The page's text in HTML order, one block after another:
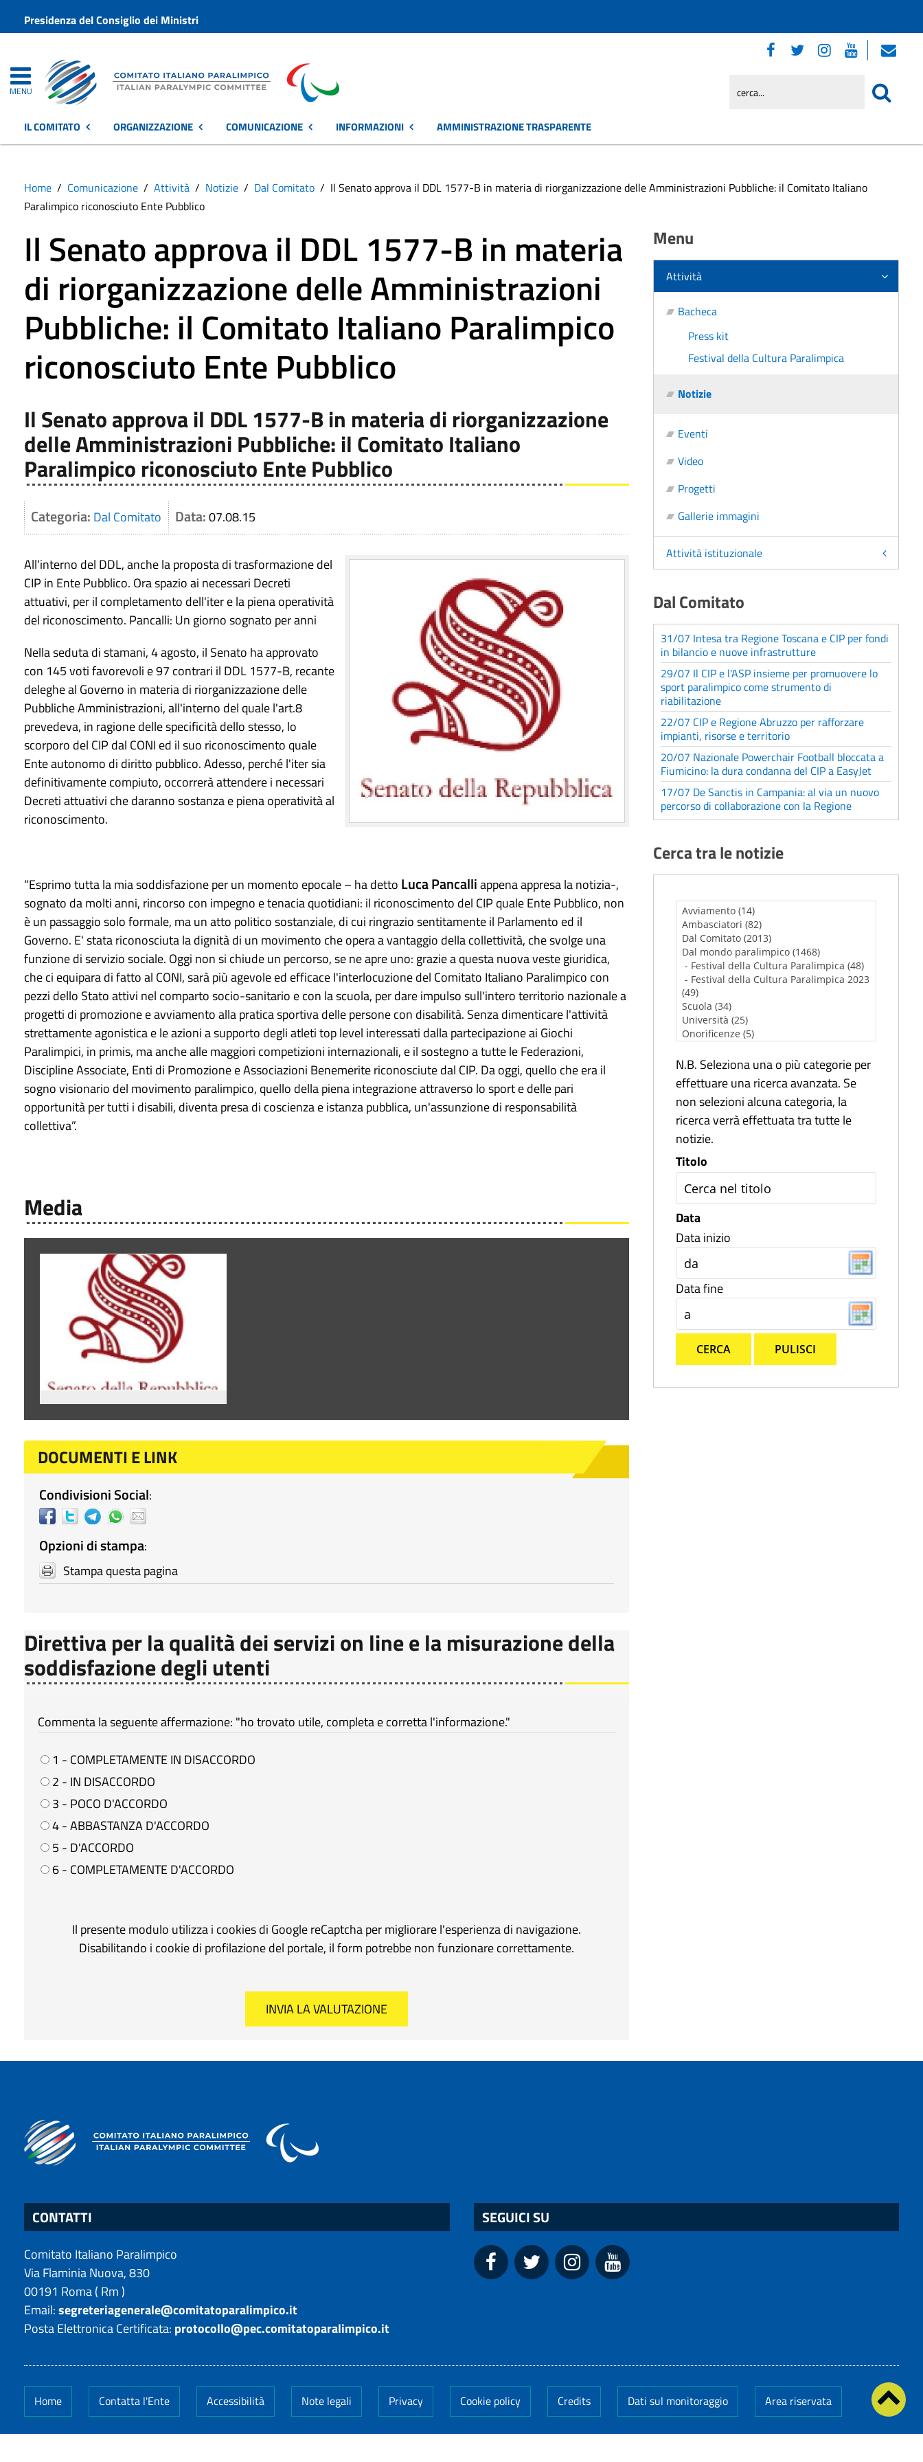
Presidenza del Consiglio dei Ministri
MENU
IL COMITATO ORGANIZZAZIONE COMUNICAZIONE INFORMAZIONI AMMINISTRAZIONE TRASPARENTE
Home Comunicazione Attività Notizie Dal Comitato
Il Senato approva il DDL 1577-B in materia di riorganizzazione delle Amministrazioni Pubbliche: il Comitato Italiano
Paralimpico riconosciuto Ente Pubblico
Il Senato approva il DDL 1577-B in materia
di riorganizzazione delle Amministrazioni
Pubbliche: il Comitato Italiano Paralimpico
riconosciuto Ente Pubblico
Il Senato approva il DDL 1577-B in materia di riorganizzazione
delle Amministrazioni Pubbliche: il Comitato Italiano
Paralimpico riconosciuto Ente Pubblico
Categoria: Dal Comitato Data:07.08.15
​All'interno del DDL, anche la proposta di trasformazione del
CIP in Ente Pubblico. Ora spazio ai necessari Decreti
attuativi, per il completamento dell'iter e la piena operatività
del riconoscimento. Pancalli: Un giorno sognato per anni
​Nella seduta di stamani, 4 agosto, il Senato ha approvato
con 145 voti favorevoli e 97 contrari il DDL 1577-B, recante
deleghe al Governo in materia di riorganizzazione delle
Pubbliche Amministrazioni, all'interno del quale l'art.8
prevedeva, in ragione delle specificità dello stesso, lo
scorporo del CIP dal CONI ed il suo riconoscimento quale
Ente autonomo di diritto pubblico. Adesso, perché l'iter sia
definitivamente compiuto, occorrerà attendere i necessari
Decreti attuativi che daranno sostanza e piena operatività al
riconoscimento.
“Esprimo tutta la mia soddisfazione per un momento epocale – ha detto Luca Pancalliappena appresa la notizia-,
sognato da molti anni, rincorso con impegno e tenacia quotidiani: il riconoscimento del CIP quale Ente Pubblico, non
è un passaggio solo formale, ma un atto politico sostanziale, di cui ringrazio sentitamente il Parlamento ed il
Governo. E' stata riconosciuta la dignità di un movimento che opera a vantaggio della collettività, che svolge una
funzione di servizio sociale. Oggi non si chiude un percorso, se ne apre uno: grazie a questa nuova veste giuridica,
che ci equipara di fatto al CONI, sarà più agevole ed efficace l'interlocuzione del Comitato Italiano Paralimpico con
pezzi dello Stato attivi nel comparto socio-sanitario e con la scuola, per dare impulso sull'intero territorio nazionale a
progetti di promozione e avviamento alla pratica sportiva delle persone con disabilità. Senza dimenticare l'attività
strettamente agonistica e le azioni a supporto degli atleti top level interessati dalla partecipazione ai Giochi
Paralimpici, in primis, ma anche alle maggiori competizioni internazionali, e il sostegno a tutte le Federazioni,
Discipline Associate, Enti di Promozione e Associazioni Benemerite riconosciute dal CIP​. Da oggi, quello che era il
sogno visionario del movimento paralimpico, quello della piena integrazione attraverso lo sport e delle pari
opportunità per tutti i disabili, diventa presa di coscienza e istanza pubblica, un'assunzione di responsabilità
collettiva”.
Media
DOCUMENTI E LINK
Condivisioni Social:
Opzioni di stampa:
Stampa questa pagina
Direttiva per la qualità dei servizi on line e la misurazione della
soddisfazione degli utenti
Commenta la seguente affermazione: "ho trovato utile, completa e corretta l'informazione."
1 - COMPLETAMENTE IN DISACCORDO
2 - IN DISACCORDO
3 - POCO D'ACCORDO
4 - ABBASTANZA D'ACCORDO
5 - D'ACCORDO
6 - COMPLETAMENTE D'ACCORDO
Il presente modulo utilizza i cookies di Google reCaptcha per migliorare l'esperienza di navigazione.
Disabilitando i cookie di profilazione del portale, il form potrebbe non funzionare correttamente.
Menu
Attività
Bacheca
Press kit
Festival della Cultura Paralimpica
Notizie
Eventi
Video
Progetti
Gallerie immagini
Attività istituzionale
Dal Comitato
31/07 Intesa tra Regione Toscana e CIP per fondi
in bilancio e nuove infrastrutture
29/07 Il CIP e l'ASP insieme per promuovere lo
sport paralimpico come strumento di
riabilitazione
22/07 CIP e Regione Abruzzo per rafforzare
impianti, risorse e territorio
20/07 Nazionale Powerchair Football bloccata a
Fiumicino: la dura condanna del CIP a EasyJet
17/07 De Sanctis in Campania: al via un nuovo
percorso di collaborazione con la Regione
Cerca tra le notizie
N.B. Seleziona una o più categorie per
effettuare una ricerca avanzata. Se
non selezioni alcuna categoria, la
ricerca verrà effettuata tra tutte le
notizie.
Titolo
Data
Data inizio
Data fine
CERCA PULISCI
CONTATTI
Comitato Italiano Paralimpico
Via Flaminia Nuova, 830
00191 Roma( Rm)
Email:segreteriagenerale@comitatoparalimpico.it
Posta Elettronica Certificata: protocollo@pec.comitatoparalimpico.it
SEGUICI SU
Home Contatta l'Ente Accessibilità Note legali Privacy Cookie policy Credits Dati sul monitoraggio Area riservata